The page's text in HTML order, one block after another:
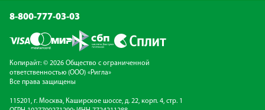
8-800-777-03-03
Копирайт: © 2026 Общество с ограниченной
ответственностью (ООО) «Ригла»
Все права защищены
115201, г. Москва, Каширское шоссе, д. 22, корп. 4, стр. 1